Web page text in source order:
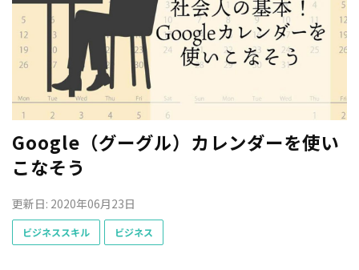
Google（グーグル）カレンダーを使い
こなそう
更新日: 2020年06月23日
ビジネススキル ビジネス